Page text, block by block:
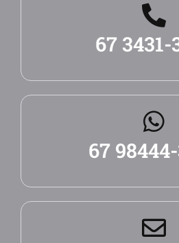
67 3431-
67